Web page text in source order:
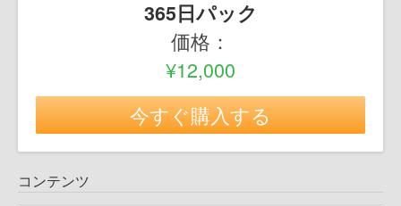
365日パック
価格：
¥12,000
今すぐ購入する
コンテンツ